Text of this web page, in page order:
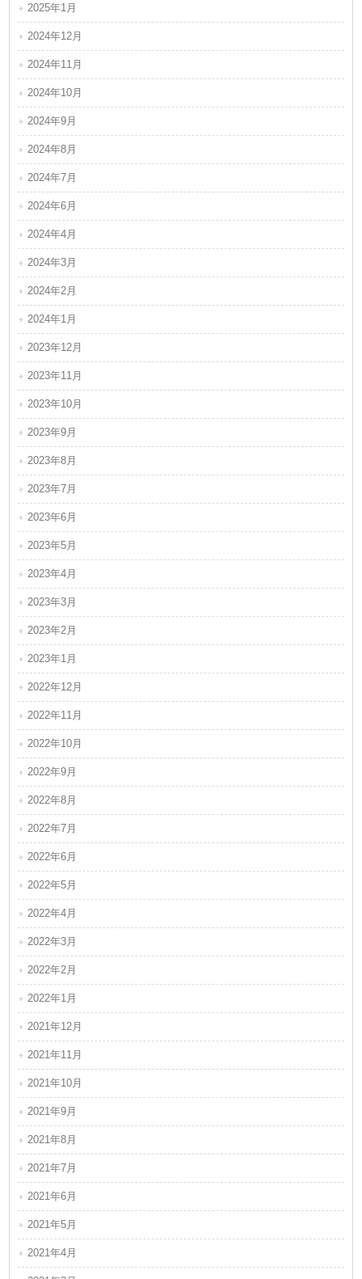
2025年1月
2024年12月
2024年11月
2024年10月
2024年9月
2024年8月
2024年7月
2024年6月
2024年4月
2024年3月
2024年2月
2024年1月
2023年12月
2023年11月
2023年10月
2023年9月
2023年8月
2023年7月
2023年6月
2023年5月
2023年4月
2023年3月
2023年2月
2023年1月
2022年12月
2022年11月
2022年10月
2022年9月
2022年8月
2022年7月
2022年6月
2022年5月
2022年4月
2022年3月
2022年2月
2022年1月
2021年12月
2021年11月
2021年10月
2021年9月
2021年8月
2021年7月
2021年6月
2021年5月
2021年4月